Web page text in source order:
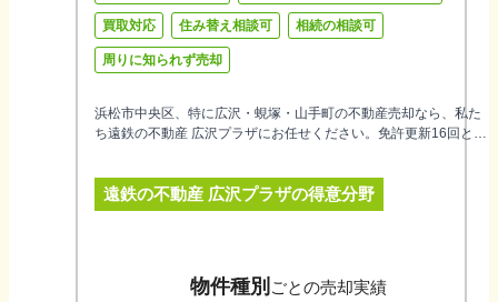
買取対応 住み替え相談可 相続の相談可
周りに知られず売却
浜松市中央区、特に広沢・蜆塚・山手町の不動産売却なら、私た
ち遠鉄の不動産 広沢プラザにお任せください。免許更新16回とい
報力とネットワークを最大限に活かし、戸建やマンション、土
地、収益・事業用不動産に至るまで、お客様の大切な資産の売却
寄り添い、安心してお任せいただけるよう、誠心誠意お手伝いす
ることをお約束します。
遠鉄の不動産 広沢プラザの得意分野
物件種別 ごとの売却実績